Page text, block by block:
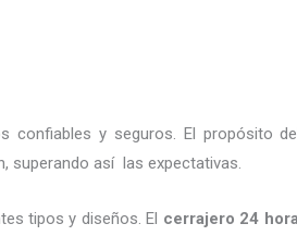
confiables y seguros. El propósito
superando así las expectativas.
tipos y diseños. El cerrajero 24